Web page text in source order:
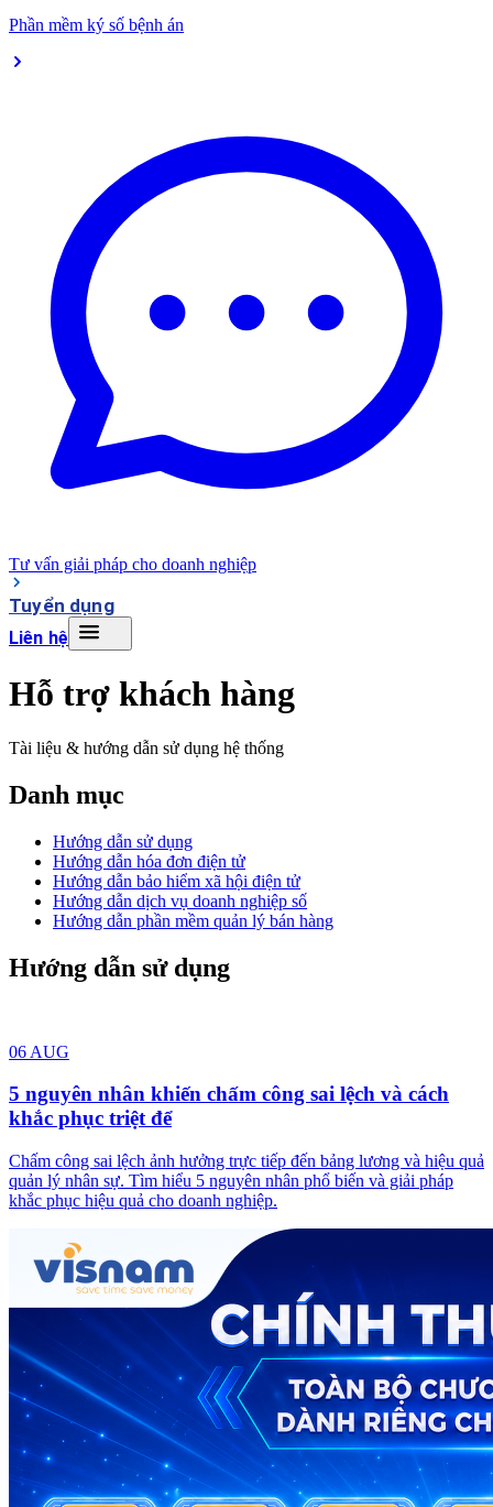
Phần mềm ký số bệnh án
Tư vấn giải pháp cho doanh nghiệp
Tuyển dụng
Liên hệ
Hỗ trợ khách hàng
Tài liệu & hướng dẫn sử dụng hệ thống
Danh mục
Hướng dẫn sử dụng
Hướng dẫn hóa đơn điện tử
Hướng dẫn bảo hiểm xã hội điện tử
Hướng dẫn dịch vụ doanh nghiệp số
Hướng dẫn phần mềm quản lý bán hàng
Hướng dẫn sử dụng